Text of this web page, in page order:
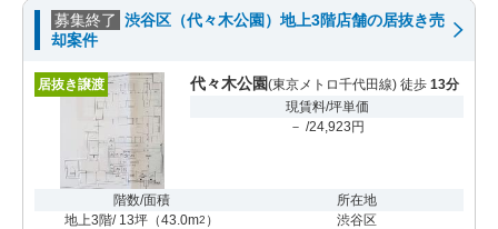
募集終了 渋谷区（代々木公園）地上3階店舗の居抜き売
却案件
居抜き譲渡 代々木公園(東京メトロ千代田線) 徒歩 13分
現賃料/坪単価
－ /24,923円
階数/面積
地上3階/ 13坪 （43.0m2 ）
所在地
渋谷区